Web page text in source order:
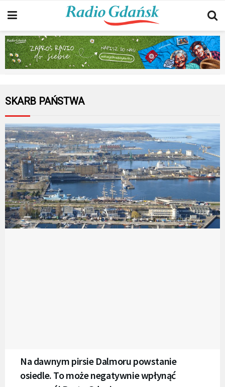
SKARB PAŃSTWA
Na dawnym pirsie Dalmoru powstanie
osiedle. To może negatywnie wpłynąć